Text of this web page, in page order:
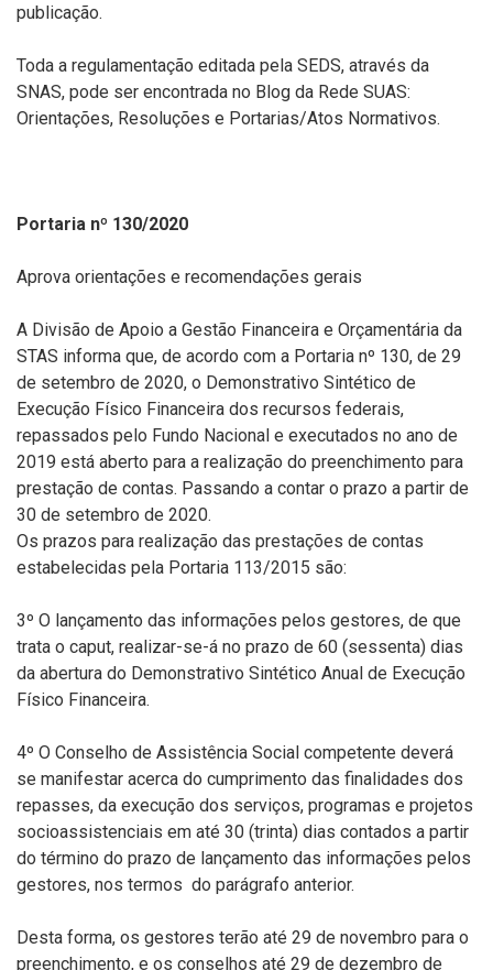
publicação.
Toda a regulamentação editada pela SEDS, através da
SNAS, pode ser encontrada no Blog da Rede SUAS:
Orientações, Resoluções e Portarias/Atos Normativos.
Portaria nº 130/2020
Aprova orientações e recomendações gerais
A Divisão de Apoio a Gestão Financeira e Orçamentária da
STAS informa que, de acordo com a Portaria nº 130, de 29
de setembro de 2020, o Demonstrativo Sintético de
Execução Físico Financeira dos recursos federais,
repassados pelo Fundo Nacional e executados no ano de
2019 está aberto para a realização do preenchimento para
prestação de contas. Passando a contar o prazo a partir de
30 de setembro de 2020.
Os prazos para realização das prestações de contas
estabelecidas pela Portaria 113/2015 são:
3º O lançamento das informações pelos gestores, de que
trata o caput, realizar-se-á no prazo de 60 (sessenta) dias
da abertura do Demonstrativo Sintético Anual de Execução
Físico Financeira.
4º O Conselho de Assistência Social competente deverá
se manifestar acerca do cumprimento das finalidades dos
repasses, da execução dos serviços, programas e projetos
socioassistenciais em até 30 (trinta) dias contados a partir
do término do prazo de lançamento das informações pelos
gestores, nos termos do parágrafo anterior.
Desta forma, os gestores terão até 29 de novembro para o
preenchimento, e os conselhos até 29 de dezembro de